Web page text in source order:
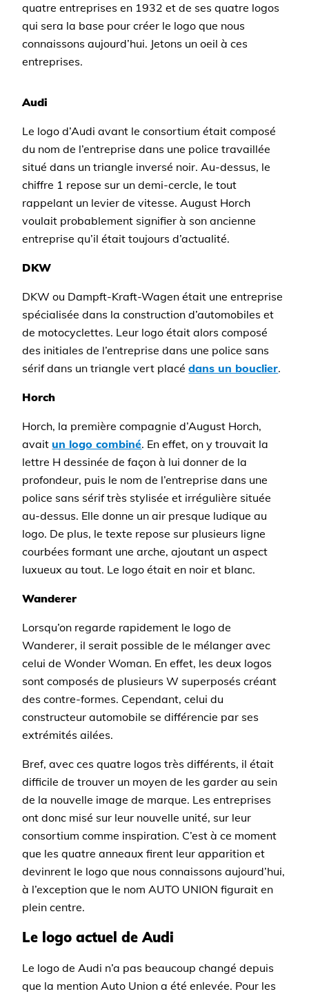
quatre entreprises en 1932 et de ses quatre logos
qui sera la base pour créer le logo que nous
connaissons aujourd’hui. Jetons un oeil à ces
entreprises.
Audi
Le logo d’Audi avant le consortium était composé
du nom de l’entreprise dans une police travaillée
situé dans un triangle inversé noir. Au-dessus, le
chiffre 1 repose sur un demi-cercle, le tout
rappelant un levier de vitesse. August Horch
voulait probablement signifier à son ancienne
entreprise qu’il était toujours d’actualité.
DKW
DKW ou Dampft-Kraft-Wagen était une entreprise
spécialisée dans la construction d’automobiles et
de motocyclettes. Leur logo était alors composé
des initiales de l’entreprise dans une police sans
sérif dans un triangle vert placédans un bouclier.
Horch
Horch, la première compagnie d’August Horch,
avait un logo combiné. En effet, on y trouvait la
lettre H dessinée de façon à lui donner de la
profondeur, puis le nom de l’entreprise dans une
police sans sérif très stylisée et irrégulière située
au-dessus. Elle donne un air presque ludique au
logo. De plus, le texte repose sur plusieurs ligne
courbées formant une arche, ajoutant un aspect
luxueux au tout. Le logo était en noir et blanc.
Wanderer
Lorsqu’on regarde rapidement le logo de
Wanderer, il serait possible de le mélanger avec
celui de Wonder Woman. En effet, les deux logos
sont composés de plusieurs W superposés créant
des contre-formes. Cependant, celui du
constructeur automobile se différencie par ses
extrémités ailées.
Bref, avec ces quatre logos très différents, il était
difficile de trouver un moyen de les garder au sein
de la nouvelle image de marque. Les entreprises
ont donc misé sur leur nouvelle unité, sur leur
consortium comme inspiration. C’est à ce moment
que les quatre anneaux firent leur apparition et
devinrent le logo que nous connaissons aujourd’hui,
à l’exception que le nom AUTO UNION figurait en
plein centre.
Le logo actuel de Audi
Le logo de Audi n’a pas beaucoup changé depuis
que la mention Auto Union a été enlevée. Pour les